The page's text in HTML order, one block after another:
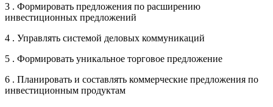
3 . Формировать предложения по расширению
инвестиционных предложений
4 . Управлять системой деловых коммуникаций
5 . Формировать уникальное торговое предложение
6 . Планировать и составлять коммерческие предложения по
инвестиционным продуктам